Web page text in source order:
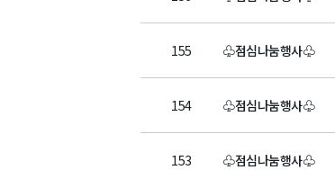
155 ♧점심나눔행사♧
154 ♧점심나눔행사♧
153 ♧점심나눔행사♧